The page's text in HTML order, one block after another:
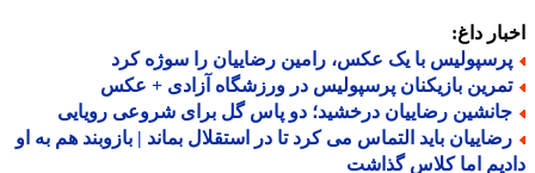
داغ:
با یک عکس، رامین رضاییان را سوژه کرد
بازیکنان پرسپولیس در ورزشگاه آزادی + عکس
رضاییان درخشید؛ دو پاس گل برای شروعی رویایی
باید التماس می کرد تا در استقلال بماند | بازوبند هم به او
اما کلاس گذاشت